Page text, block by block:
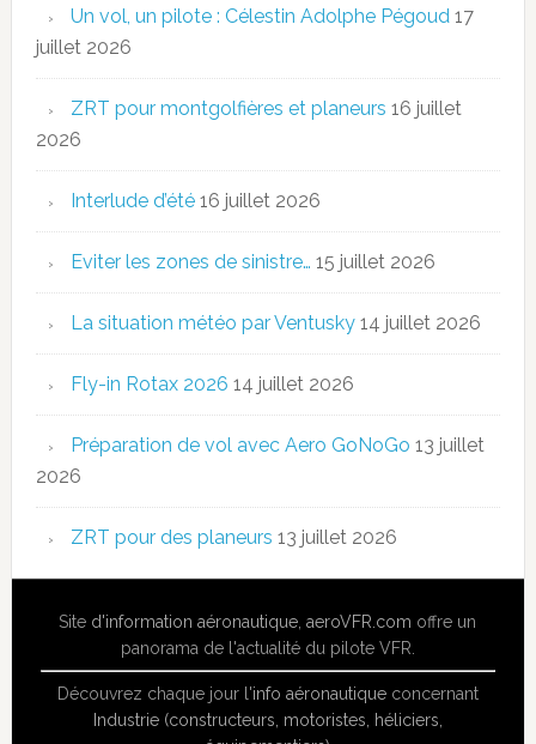
Un vol, un pilote : Célestin Adolphe Pégoud 17
juillet 2026
ZRT pour montgolfières et planeurs 16 juillet
2026
Interlude d’été 16 juillet 2026
Eviter les zones de sinistre… 15 juillet 2026
La situation météo par Ventusky 14 juillet 2026
Fly-in Rotax 2026 14 juillet 2026
Préparation de vol avec Aero GoNoGo 13 juillet
2026
ZRT pour des planeurs 13 juillet 2026
Site d'information aéronautique,aeroVFR.com offre un
panorama de l'actualité du pilote VFR.
Découvrez chaque jour l'info aéronautiqueconcernant
Industrie (constructeurs, motoristes, héliciers,